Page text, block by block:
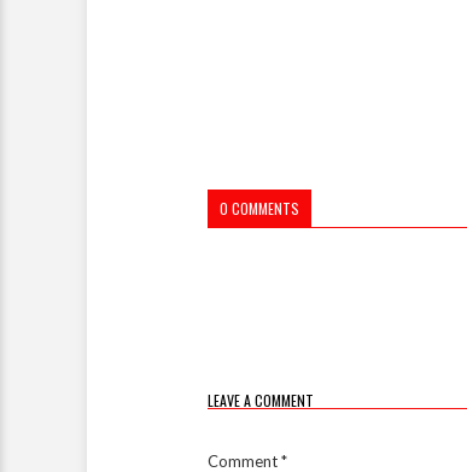
0 COMMENTS
LEAVE A COMMENT
Comment*